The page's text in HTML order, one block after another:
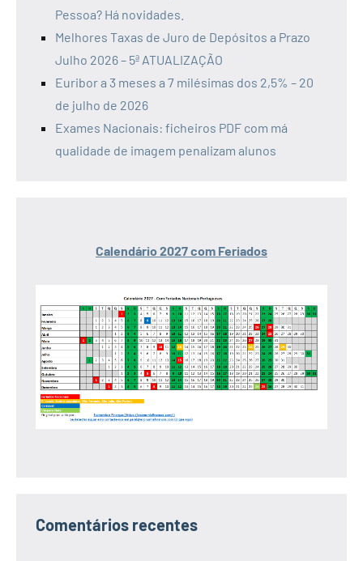
Pessoa? Há novidades.
Melhores Taxas de Juro de Depósitos a Prazo
Julho 2026 – 5ª ATUALIZAÇÃO
Euribor a 3 meses a 7 milésimas dos 2,5% – 20
de julho de 2026
Exames Nacionais: ficheiros PDF com má
qualidade de imagem penalizam alunos
Calendário 2027 com Feriados
Comentários recentes